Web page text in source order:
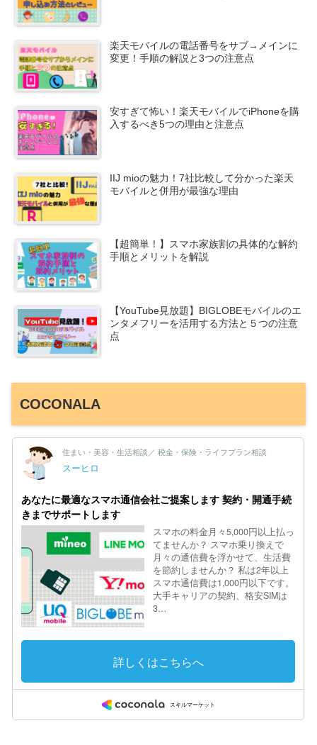
楽天モバイルの電話番号をサブ→メインに
変更！手順の解説と3つの注意点
安すぎて怖い！楽天モバイルでiPhoneを購
入するべき5つの理由と注意点
IIJ mioの魅力！7社比較して分かった楽天
モバイルと併用が最強な理由
【超簡単！】スマホ家族割の具体的な解約
手順とメリットを解説
【YouTube見放題】BIGLOBEモバイルのエ
ンタメフリーを活用する方法と５つの注意
点
COCONALA